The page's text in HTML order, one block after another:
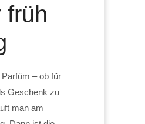
früh
– ob für
Geschenk zu
man am